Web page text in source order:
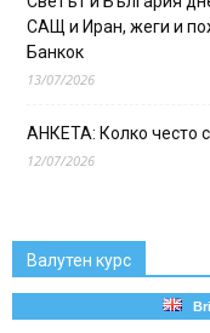
САЩ и Иран, жеги и
Банкок
13/07/2026
АНКЕТА: Колко често
12/07/2026
Валутен курс